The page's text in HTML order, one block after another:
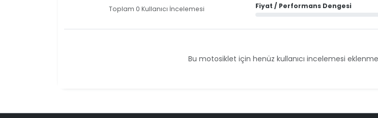
Toplam 0 Kullanıcı İncelemesi Fiyat / Performans Dengesi
Bu motosiklet için henüz kullanıcı incelemesi